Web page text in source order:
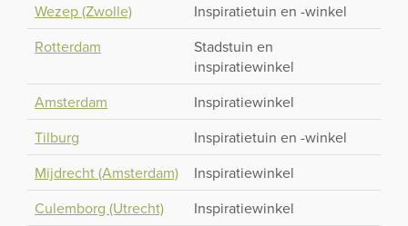
Wezep (Zwolle)
Inspiratietuin en -winkel
Rotterdam
Stadstuin en
inspiratiewinkel
Amsterdam
Inspiratiewinkel
Tilburg
Inspiratietuin en -winkel
Mijdrecht (Amsterdam)
Inspiratiewinkel
Culemborg (Utrecht)
Inspiratiewinkel